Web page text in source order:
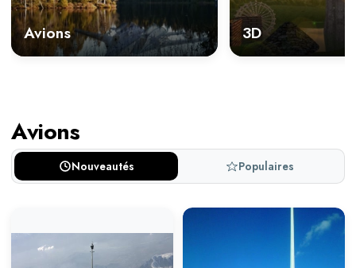
Avions 3D
Avions
Nouveautés Populaires